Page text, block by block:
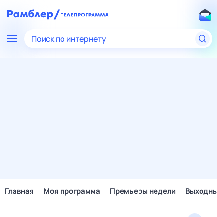
Поиск по интернету
Главная Моя программа Премьеры недели